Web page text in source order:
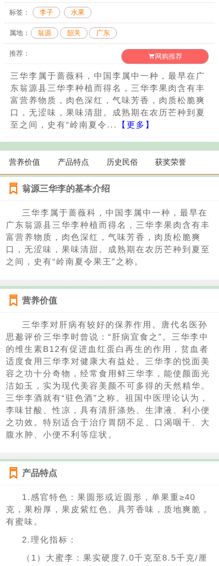
标签： 李子 水果
属地： 翁源 韶关 广东
推荐： 网购推荐
三华李属于蔷薇科，中国李属中一种，最早在广
东翁源县三华李种植而得名，三华李果肉含有丰
富营养物质，肉色深红，气味芳香，肉质松脆爽
口，无涩味，果味清甜。成熟期在农历芒种到夏
至之间，史有“岭南夏令...
【更多】
营养价值 产品特点 历史民俗 获奖荣誉
翁源三华李的基本介绍
三华李属于蔷薇科，中国李属中一种，最早在
广东翁源县三华李种植而得名，三华李果肉含有丰
富营养物质，肉色深红，气味芳香，肉质松脆爽
口，无涩味，果味清甜。成熟期在农历芒种到夏至
之间，史有“岭南夏令果王”之称。
营养价值
三华李对肝病有较好的保养作用。唐代名医孙
思邈评价三华李时曾说：“肝病宜食之”。三华李中
的维生素B12有促进血红蛋白再生的作用，贫血者
适度食用三华李对健康大有益处。三华李的悦面美
容之功十分奇物，经常食用鲜三华李，能使颜面光
洁如玉，实为现代美容美颜不可多得的天然精华。
三华李酒就有“驻色酒”之称。祖国中医理论认为，
李味甘酸、性凉，具有清肝涤热、生津液、利小便
之功效。特别适合于治疗胃阴不足、口渴咽干、大
腹水肿、小便不利等症状。
产品特点
1.感官特色：果圆形或近圆形，单果重≥40
克，果粉厚，果皮紫红色。具芳香味，质地爽脆，
有蜜味。
2.理化指标：
（1）大蜜李：果实硬度7.0千克至8.5千克/厘